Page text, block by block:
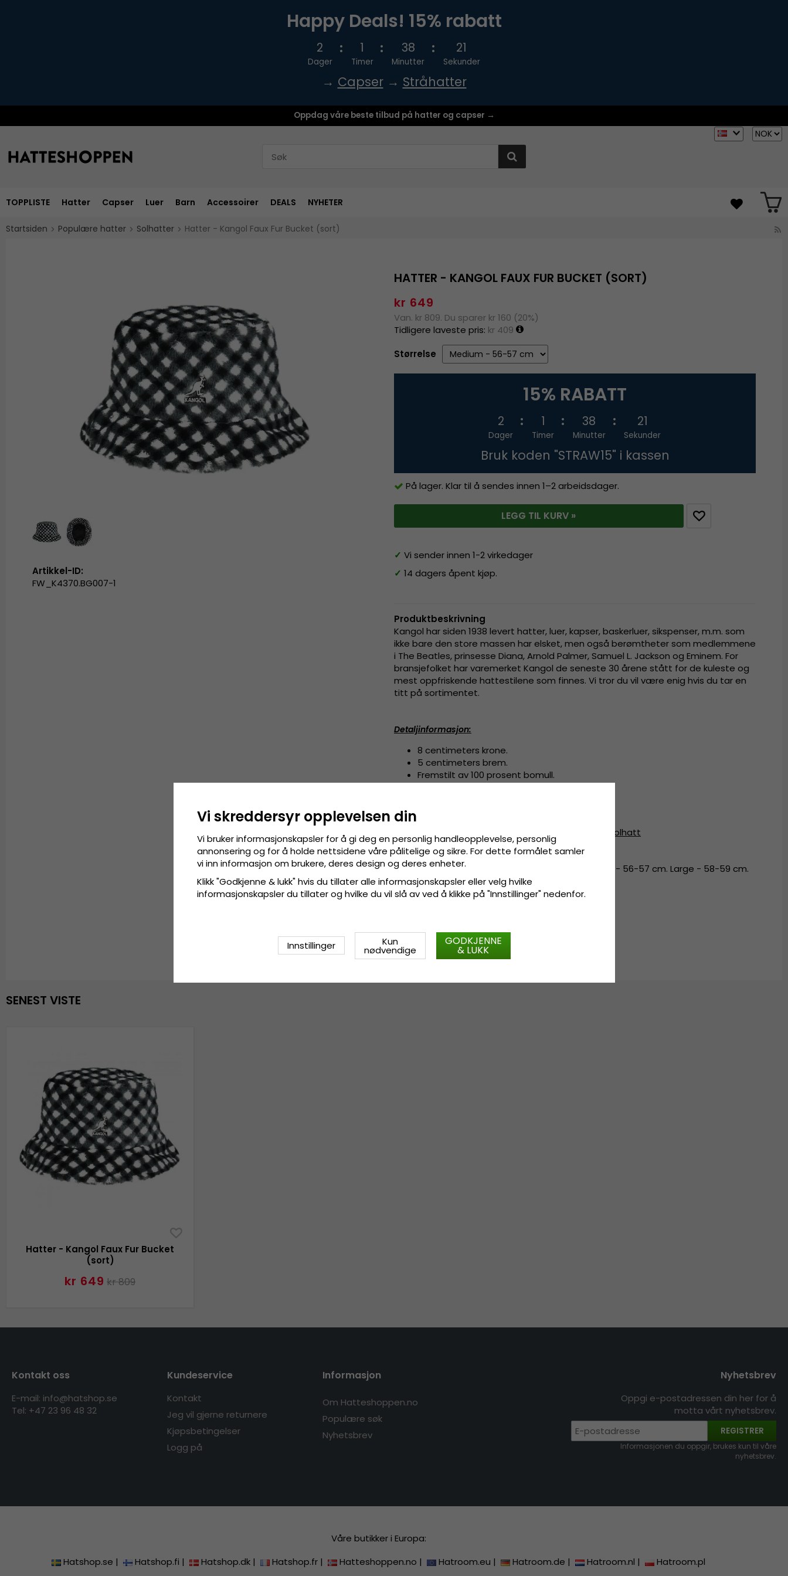
Happy Deals! 15% rabatt
2
Dager
1
Timer
38
Minutter
20
Sekunder
→ Capser→ Stråhatter
Oppdag våre beste tilbud på hatter og capser →
TOPPLISTE Hatter Capser Luer Barn Accessoirer DEALS NYHETER
Startsiden Populære hatter Solhatter Hatter - Kangol Faux Fur Bucket (sort)
HATTER - KANGOL FAUX FUR BUCKET (SORT)
kr 649
Van. kr 809. Du sparer kr 160 (20%)
Tidligere laveste pris: kr 409
Størrelse
15% RABATT
2
Dager
1
Timer
38
Minutter
20
Sekunder
Bruk koden "STRAW15" i kassen
På lager. Klar til å sendes innen 1–2 arbeidsdager.
LEGG TIL KURV »
✓ Vi sender innen 1-2 virkedager
✓ 14 dagers åpent kjøp.
Produktbeskrivning
Kangol har siden 1938 levert hatter, luer, kapser, baskerluer, sikspenser, m.m. som
ikke bare den store massen har elsket, men også berømtheter som medlemmene
i The Beatles, prinsesse Diana, Arnold Palmer, Samuel L. Jackson og Eminem. For
bransjefolket har varemerket Kangol de seneste 30 årene stått for de kuleste og
mest oppfriskende hattestilene som finnes. Vi tror du vil være enig hvis du tar en
titt på sortimentet.
Detaljinformasjon:
8 centimeters krone.
5 centimeters brem.
Fremstilt av100 prosent bomull.
Også kjent som (AKA): bucket-hatt solhatt
Størrelsesinformasjon
Small - 54-55 cm. Medium - 56-57 cm. Large - 58-59 cm.
X-Large - 60-61 cm.
Artikkel-ID:
FW_K4370.BG007-1
SENEST VISTE
Hatter - Kangol Faux Fur Bucket
(sort)
kr 649 kr 809
Kontakt oss
E-mail: info@hatshop.se
Tel: +47 23 96 48 32
Kundeservice
Kontakt
Jeg vil gjerne returnere
Kjøpsbetingelser
Logg på
Informasjon
Om Hatteshoppen.no
Populære søk
Nyhetsbrev
Nyhetsbrev
Oppgi e-postadressen din her for å
motta vårt nyhetsbrev.
REGISTRER
Informasjonen du oppgir, brukes kun til våre
nyhetsbrev.
Våre butikker i Europa:
Hatshop.se | Hatshop.fi | Hatshop.dk | Hatshop.fr | Hatteshoppen.no | Hatroom.eu | Hatroom.de | Hatroom.nl | Hatroom.pl
Vi skreddersyr opplevelsen din
Vi bruker informasjonskapsler for å gi deg en personlig handleopplevelse, personlig
annonsering og for å holde nettsidene våre pålitelige og sikre. For dette formålet samler
vi inn informasjon om brukere, deres design og deres enheter.
Klikk "Godkjenne & lukk" hvis du tillater alle informasjonskapsler eller velg hvilke
informasjonskapsler du tillater og hvilke du vil slå av ved å klikke på "Innstillinger" nedenfor.
Innstillinger Kun
nødvendige
GODKJENNE
& LUKK